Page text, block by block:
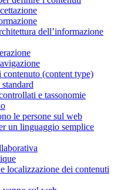
dell’informazione
(content type)
e tassonomie
le persone sul web
un linguaggio semplice
localizzazione dei contenuti